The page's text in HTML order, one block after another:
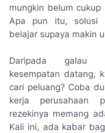
mungkin belum
Apa pun itu, solusi
belajar supaya makin
Daripada galau
kesempatan datang,
cari peluang? Coba
kerja perusahaan
rezekinya memang
Kali ini, ada kabar